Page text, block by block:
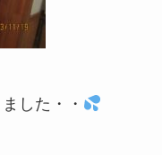
した・・